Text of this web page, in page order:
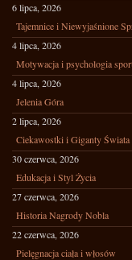
6 lipca, 2026
Tajemnice i Niewyjaśnione
4 lipca, 2026
Motywacja i psychologia
4 lipca, 2026
Jelenia Góra
2 lipca, 2026
Ciekawostki i Giganty Świata
30 czerwca, 2026
Edukacja i Styl Życia
27 czerwca, 2026
Historia Nagrody Nobla
22 czerwca, 2026
Pielęgnacja ciała i włosów